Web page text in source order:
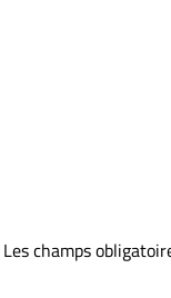
Les champs